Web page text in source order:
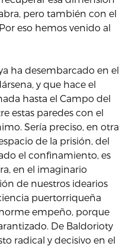
pero también con el
eso hemos venido al
ha desembarcado en el
y que hace el
hasta el Campo del
estas paredes con el
Sería preciso, en otra
de la prisión, del
el confinamiento, es
en el imaginario
de nuestros idearios
puertorriqueña
empeño, porque
De Baldorioty
radical y decisivo en el